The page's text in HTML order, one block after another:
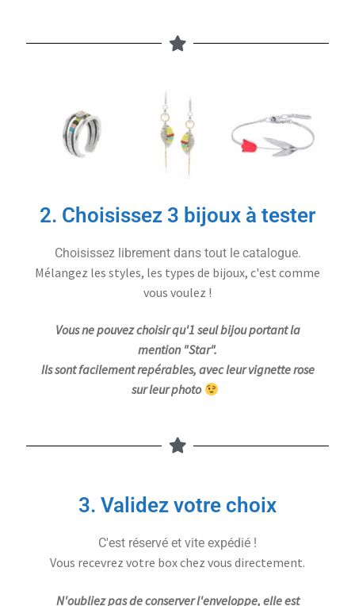
2. Choisissez 3 bijoux à tester
Choisissez librement dans tout le catalogue.
Mélangez les styles, les types de bijoux, c'est comme
vous voulez !
Vous ne pouvez choisir qu'1 seul bijou portant la
mention "Star".
Ils sont facilement repérables, avec leur vignette rose
sur leur photo
3. Validez votre choix
C'est réservé et vite expédié !
Vous recevrez votre box chez vous directement.
N'oubliez pas de conserver l'enveloppe, elle est